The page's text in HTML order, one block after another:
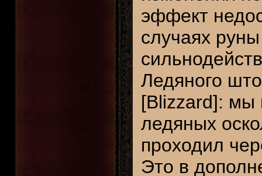
эффект
случаях
Ледяного
[Blizzard]: мы
ледяных
проходил
Это в